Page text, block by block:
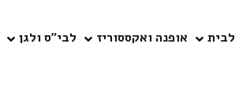
לבית אופנה ואקססוריז
לבי”ס ולגן